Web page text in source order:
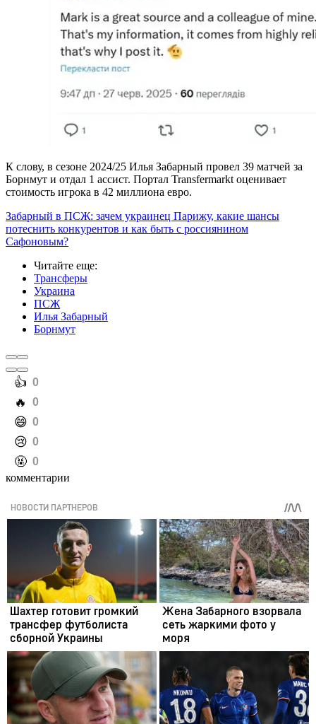
К слову, в сезоне 2024/25 Илья Забарный провел 39 матчей за
Борнмут и отдал 1 ассист. Портал Transfermarkt оценивает
стоимость игрока в 42 миллиона евро.
Забарный в ПСЖ: зачем украинец Парижу, какие шансы
потеснить конкурентов и как быть с россиянином
Сафоновым?
Читайте еще:
Трансферы
Украина
ПСЖ
Илья Забарный
Борнмут
️👍 0
️🔥 0
️😄 0
️😢 0
️🤬 0
комментарии